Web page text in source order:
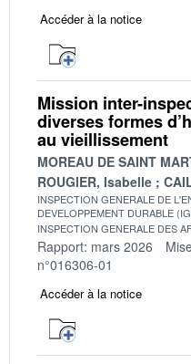
Accéder à la notice
Mission inter-
diverses formes
au vieillissement
MOREAU DE SAINT
ROUGIER, Isabelle
INSPECTION GENERALE DE
DEVELOPPEMENT DURABLE
INSPECTION GENERALE DES
Rapport: mars 2026
n°016306-01
Accéder à la notice